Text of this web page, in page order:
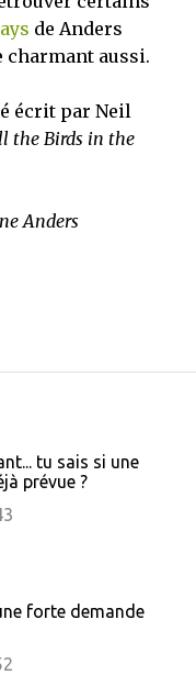
de Anders
charmant aussi.
écrit par Neil
the Birds in the
Anders
tu sais si une
prévue ?
forte demande